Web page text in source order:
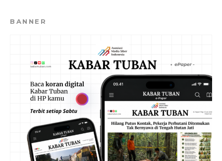
BANNER